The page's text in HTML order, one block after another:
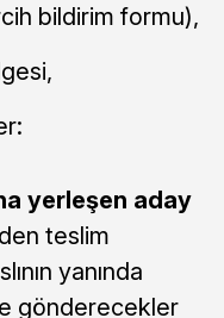
bildirim formu),
yerleşen aday
teslim
yanında
gönderecekler